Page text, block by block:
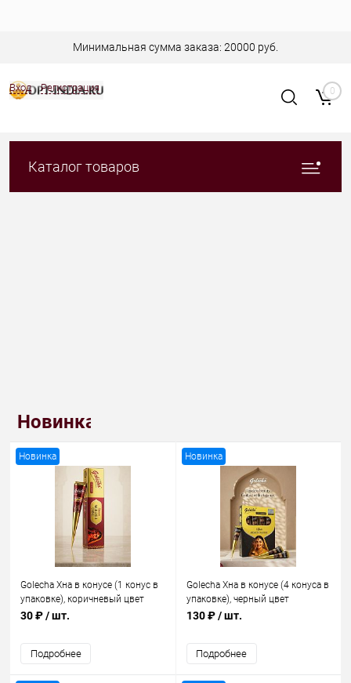
Вход Регистрация
Минимальная сумма заказа: 20000 руб.
0
Каталог товаров
Новинка
Новинка
Golecha Хна в конусе (1 конус в
упаковке), коричневый цвет
30 ₽/ шт.
Подробнее
Новинка
Golecha Хна в конусе (4 конуса в
упаковке), черный цвет
130 ₽/ шт.
Подробнее